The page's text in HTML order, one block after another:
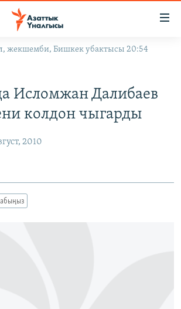
жекшемби, Бишкек убактысы 20:54
Исломжан Далибаев
колдон чыгарды
2010